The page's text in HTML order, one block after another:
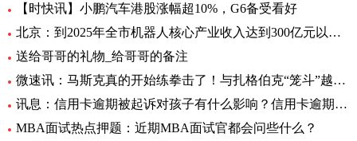
【时快讯】小鹏汽车港股涨幅超10%，G6备受看好
北京：到2025年全市机器人核心产业收入达到300亿元以上-全球新消息
送给哥哥的礼物_给哥哥的备注
微速讯：马斯克真的开始练拳击了！与扎格伯克“笼斗”越来越真
讯息：信用卡逾期被起诉对孩子有什么影响？信用卡逾期后被起诉会坐牢吗？|当前关注
MBA面试热点押题：近期MBA面试官都会问些什么？